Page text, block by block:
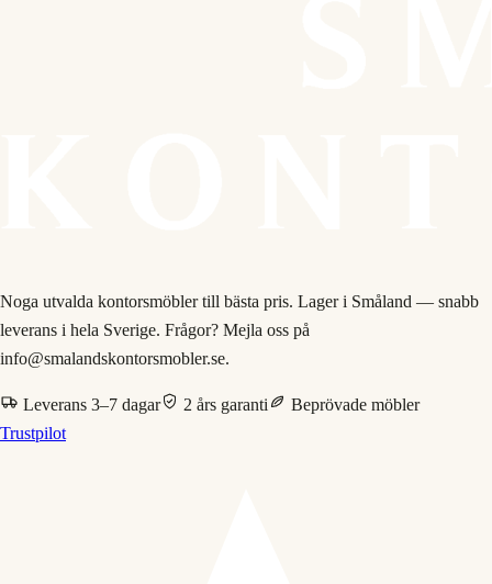
Noga utvalda kontorsmöbler till bästa pris. Lager i Småland — snabb
leverans i hela Sverige. Frågor? Mejla oss på
info@smalandskontorsmobler.se.
Leverans 3–7 dagar 2 års garanti
Beprövade möbler
Trustpilot